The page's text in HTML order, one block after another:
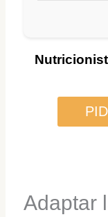
Adaptar